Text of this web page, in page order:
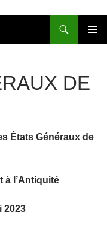
DE
États Généraux de
à l’Antiquité
2023